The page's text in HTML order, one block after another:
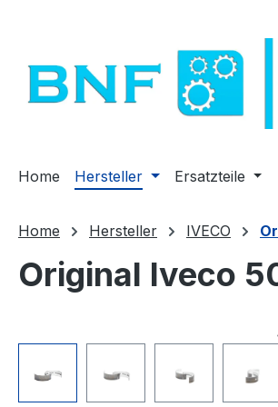
Home Hersteller Ersatzteile
Home Hersteller IVECO
Original Iveco